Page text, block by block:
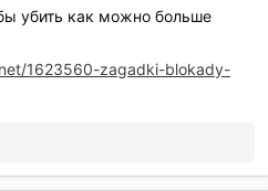
убить как можно больше
1623560-zagadki-blokady-